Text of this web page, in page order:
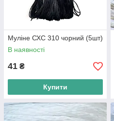
Муліне СХС 310 чорний (5шт)
В наявності
41 ₴
Купити